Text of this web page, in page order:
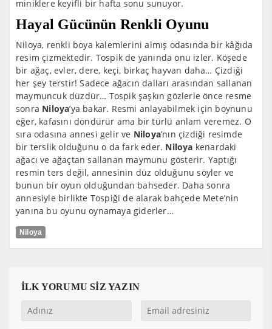
miniklere keyifli bir hafta sonu sunuyor.
Hayal Gücünün Renkli Oyunu
Niloya, renkli boya kalemlerini almış odasında bir kâğıda
resim çizmektedir. Tospik de yanında onu izler. Köşede
bir ağaç, evler, dere, keçi, birkaç hayvan daha… Çizdiği
her şey terstir! Sadece ağacın dalları arasından sallanan
maymuncuk düzdür… Tospik şaşkın gözlerle önce resme
sonra Niloya’ya bakar. Resmi anlayabilmek için boynunu
eğer, kafasını döndürür ama bir türlü anlam veremez. O
sıra odasına annesi gelir ve Niloya’nın çizdiği resimde
bir terslik olduğunu o da fark eder. Niloya kenardaki
ağacı ve ağaçtan sallanan maymunu gösterir. Yaptığı
resmin ters değil, annesinin düz olduğunu söyler ve
bunun bir oyun olduğundan bahseder. Daha sonra
annesiyle birlikte Tospiği de alarak bahçede Mete’nin
yanına bu oyunu oynamaya giderler…
Niloya
İLK YORUMU SİZ YAZIN